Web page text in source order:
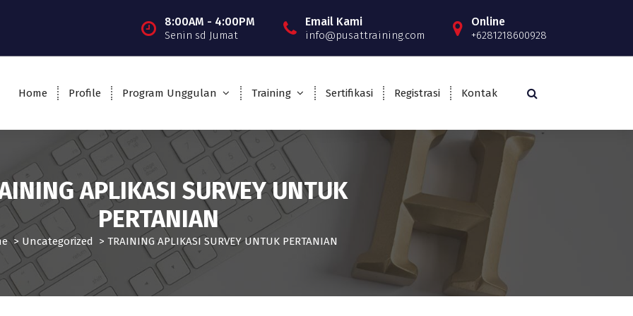
8:00AM - 4:00PM
Senin sd Jumat
Email Kami
info@pusattraining.com
Online
+6281218600928
Home Profile Program Unggulan Training Sertifikasi Registrasi Kontak
APLIKASI SURVEY UNTUK
PERTANIAN
> Uncategorized > TRAINING APLIKASI SURVEY UNTUK PERTANIAN